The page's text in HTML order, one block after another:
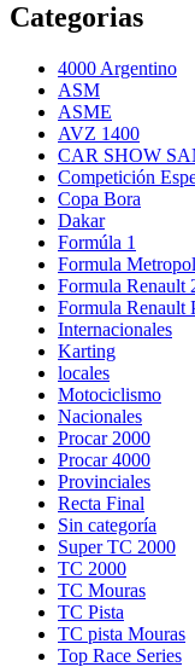
Categorias
4000 Argentino
ASM
ASME
AVZ 1400
CAR SHOW
Competición
Copa Bora
Dakar
Formúla 1
Formula
Formula Renault
Formula Renault
Internacionales
Karting
locales
Motociclismo
Nacionales
Procar 2000
Procar 4000
Provinciales
Recta Final
Sin categoría
Super TC 2000
TC 2000
TC Mouras
TC Pista
TC pista Mouras
Top Race Series